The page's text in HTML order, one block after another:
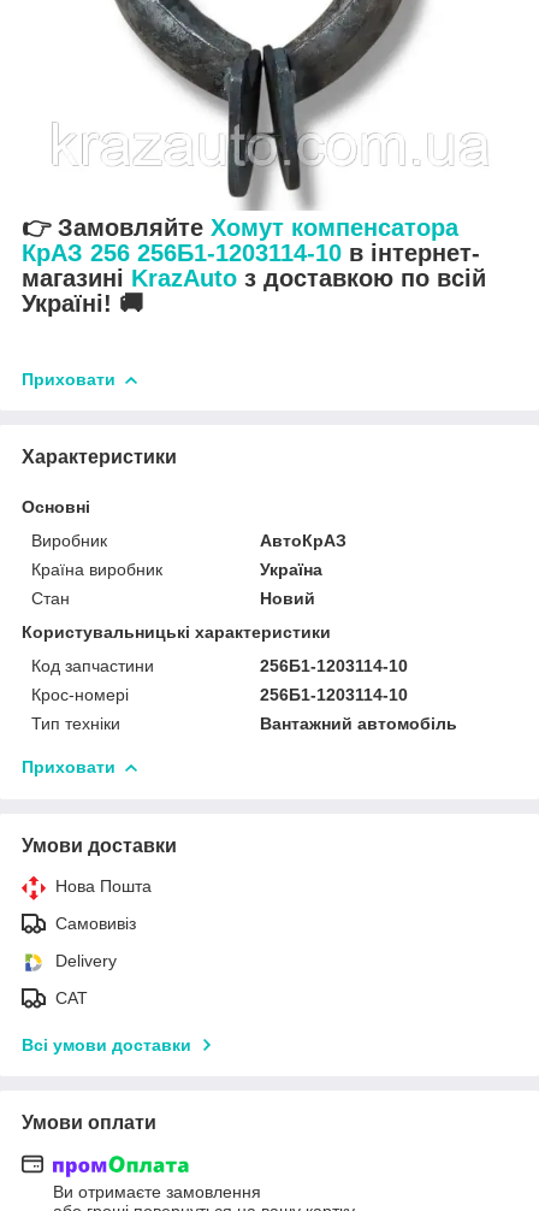
👉 Замовляйте Хомут компенсатора
КрАЗ 256 256Б1-1203114-10 в інтернет-
магазині KrazAuto з доставкою по всій
Україні! 🚚
Приховати
Характеристики
Основні
Виробник
АвтоКрАЗ
Країна виробник
Україна
Стан
Новий
Користувальницькі характеристики
Код запчастини
256Б1-1203114-10
Крос-номері
256Б1-1203114-10
Тип техніки
Вантажний автомобіль
Приховати
Умови доставки
Нова Пошта
Самовивіз
Delivery
САТ
Всі умови доставки
Умови оплати
Ви отримаєте замовлення